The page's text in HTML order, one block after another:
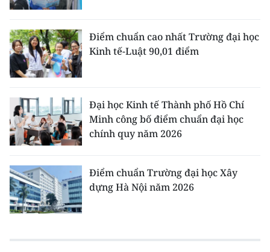
Điểm chuẩn cao nhất Trường đại học
Kinh tế-Luật 90,01 điểm
Đại học Kinh tế Thành phố Hồ Chí
Minh công bố điểm chuẩn đại học
chính quy năm 2026
Điểm chuẩn Trường đại học Xây
dựng Hà Nội năm 2026